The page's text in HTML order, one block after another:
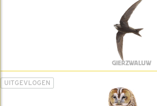
GIERZWALUW
UITGEVLOGEN